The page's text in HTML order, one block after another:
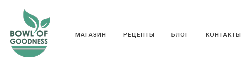
МАГАЗИН РЕЦЕПТЫ БЛОГ
МАГАЗИН РЕЦЕПТЫ БЛОГ КОНТАКТЫ